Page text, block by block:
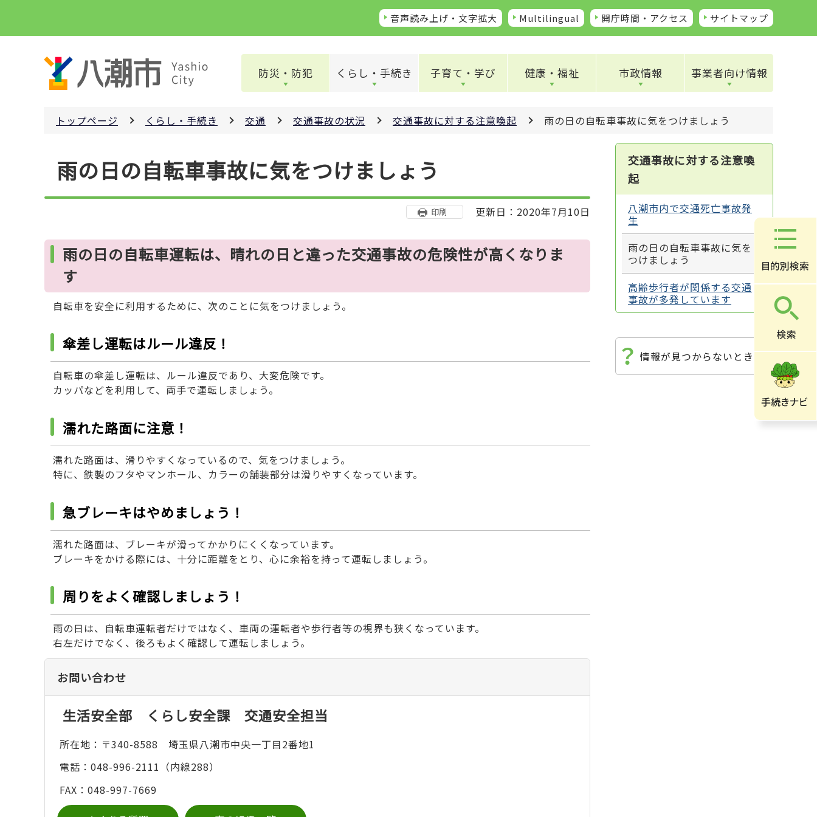
ペ
音声読み上げ・文字拡大 Multilingual 開庁時間・アクセス サイトマップ
防災・防犯 くらし・手続き 子育て・学び 健康・福祉 市政情報 事業者向け情報
トップページ くらし・手続き 交通 交通事故の状況 交通事故に対する注意喚起 雨の日の自転車事故に気をつけましょう
雨の日の自転車事故に気をつけましょう
印刷 更新日：2020年7月10日
雨の日の自転車運転は、晴れの日と違った交通事故の危険性が高くなりま
す
自転車を安全に利用するために、次のことに気をつけましょう。
傘差し運転はルール違反！
自転車の傘差し運転は、ルール違反であり、大変危険です。
カッパなどを利用して、両手で運転しましょう。
濡れた路面に注意！
濡れた路面は、滑りやすくなっているので、気をつけましょう。
特に、鉄製のフタやマンホール、カラーの舗装部分は滑りやすくなっています。
急ブレーキはやめましょう！
濡れた路面は、ブレーキが滑ってかかりにくくなっています。
ブレーキをかける際には、十分に距離をとり、心に余裕を持って運転しましょう。
周りをよく確認しましょう！
雨の日は、自転車運転者だけではなく、車両の運転者や歩行者等の視界も狭くなっています。
右左だけでなく、後ろもよく確認して運転しましょう。
お問い合わせ
生活安全部 くらし安全課 交通安全担当
所在地：〒340-8588 埼玉県八潮市中央一丁目2番地1
電話：048-996-2111（内線288）
FAX：048-997-7669
交通事故に対する注意喚
起
八潮市内で交通死亡事故発
生
雨の日の自転車事故に気を
つけましょう
高齢歩行者が関係する交通
事故が多発しています
情報が見つからないときは